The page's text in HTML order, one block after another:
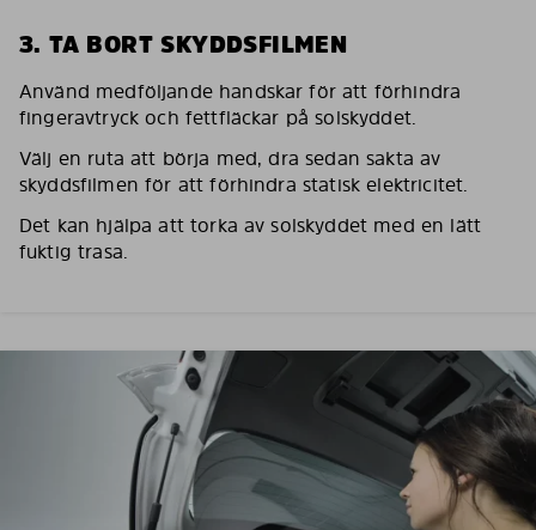
3. TA BORT SKYDDSFILMEN
Använd medföljande handskar för att förhindra
fingeravtryck och fettfläckar på solskyddet.
Välj en ruta att börja med, dra sedan sakta av
skyddsfilmen för att förhindra statisk elektricitet.
Det kan hjälpa att torka av solskyddet med en lätt
fuktig trasa.